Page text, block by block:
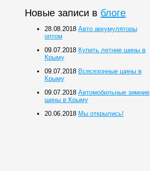
Новые записи в блоге
28.08.2018 Авто аккумуляторы
оптом
09.07.2018 Купить летние шины в
Крыму
09.07.2018 Всесезонные шины в
Крыму
09.07.2018 Автомобильные зимние
шины в Крыму
20.06.2018 Мы открылись!